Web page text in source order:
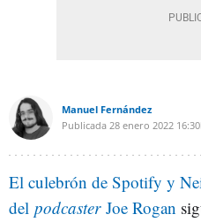
Manuel Fernández
Publicada 28 enero 2022
El culebrón de Spotify y
del podcaster Joe Rogan